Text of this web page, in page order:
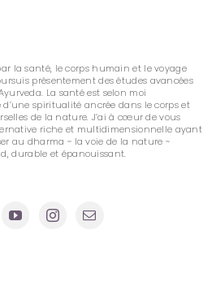
la santé, le corps humain et le voyage
présentement des études avancées
La santé est selon moi
spiritualité ancrée dans le corps et
de la nature. J’ai à cœur de vous
riche et multidimensionnelle ayant
au dharma ~ la voie de la nature ~
durable et épanouissant.